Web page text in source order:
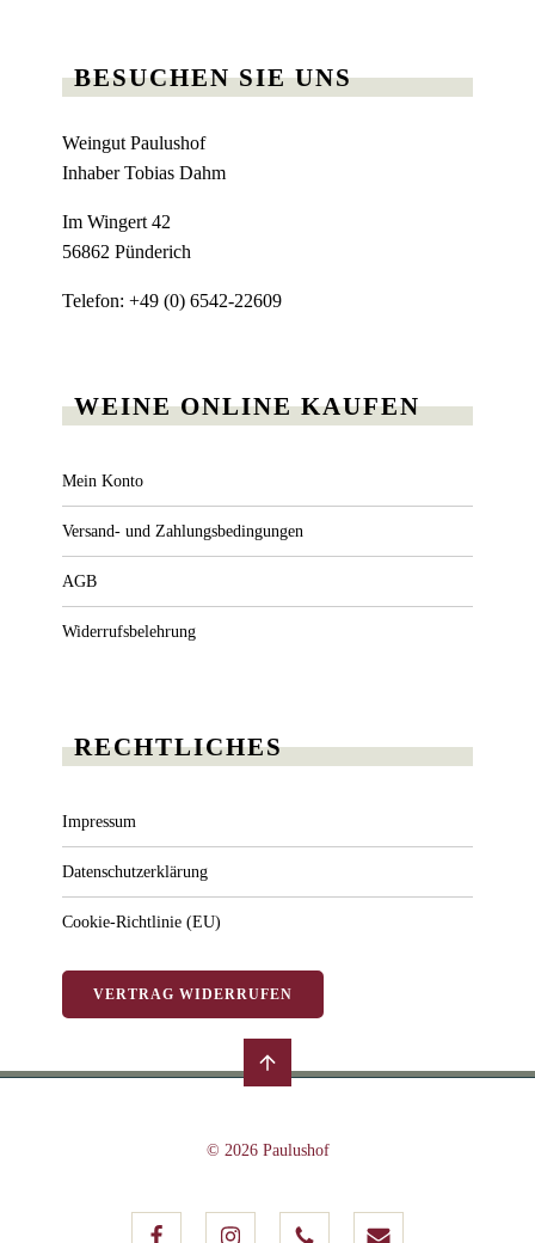
BESUCHEN SIE UNS
Weingut Paulushof
Inhaber Tobias Dahm
Im Wingert 42
56862 Pünderich
Telefon: +49 (0) 6542-22609
WEINE ONLINE KAUFEN
Mein Konto
Versand- und Zahlungsbedingungen
AGB
Widerrufsbelehrung
RECHTLICHES
Impressum
Datenschutzerklärung
Cookie-Richtlinie (EU)
VERTRAG WIDERRUFEN
© 2026 Paulushof